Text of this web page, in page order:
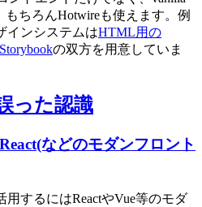
ちろんHotwireも使えます。例
インシステムはHTML用の
の双方を用意していま
った認識
などのモダンフロント
するにはReactやVue等のモダ